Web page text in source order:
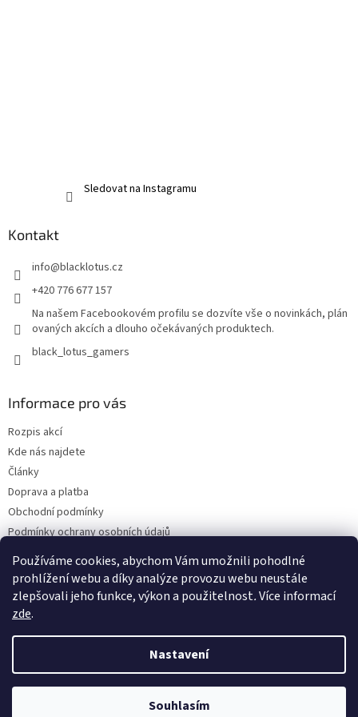
Používáme cookies, abychom Vám umožnili pohodlné
prohlížení webu a díky analýze provozu webu neustále
zlepšovali jeho funkce, výkon a použitelnost.Více informací
zde.
Nastavení
Souhlasím
Sledovat na Instagramu
Kontakt
info@blacklotus.cz
+420 776 677 157
Na našem Facebookovém profilu se dozvíte vše o novinkách, plán
ovaných akcích a dlouho očekávaných produktech.
black_lotus_gamers
Informace pro vás
Rozpis akcí
Kde nás najdete
Články
Doprava a platba
Obchodní podmínky
Podmínky ochrany osobních údajů
Bonusový program - kredity
Odběr Newsletterů
Copyright 2026Blacklotus.cz. Všechna práva vyhrazena.Upravit
nastavení cookies